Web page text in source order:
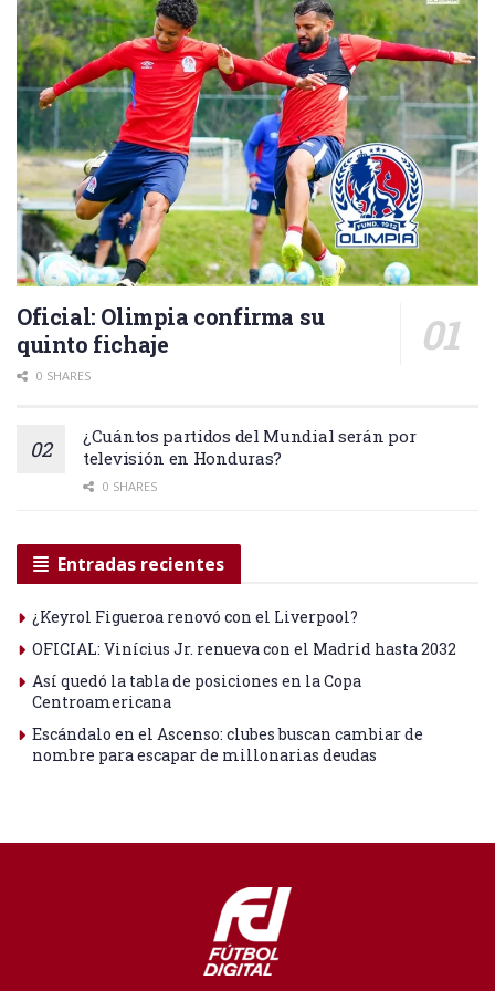
Oficial: Olimpia confirma su
quinto fichaje
0 SHARES
¿Cuántos partidos del Mundial serán por
televisión en Honduras?
0 SHARES
Entradas recientes
¿Keyrol Figueroa renovó con el Liverpool?
OFICIAL: Vinícius Jr. renueva con el Madrid hasta 2032
Así quedó la tabla de posiciones en la Copa
Centroamericana
Escándalo en el Ascenso: clubes buscan cambiar de
nombre para escapar de millonarias deudas